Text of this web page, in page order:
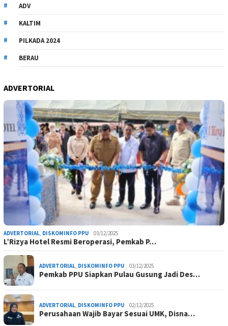
ADV
KALTIM
PILKADA 2024
BERAU
ADVERTORIAL
ADVERTORIAL, DISKOMINFO PPU 03/12/2025
L’Rizya Hotel Resmi Beroperasi, Pemkab P…
ADVERTORIAL, DISKOMINFO PPU 03/12/2025
Pemkab PPU Siapkan Pulau Gusung Jadi Des…
ADVERTORIAL, DISKOMINFO PPU 02/12/2025
Perusahaan Wajib Bayar Sesuai UMK, Disna…